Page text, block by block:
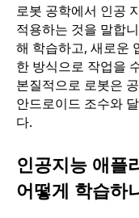
로봇 공학에서 인공
적용하는 것을 말합
해 학습하고, 새로운
한 방식으로 작업을
본질적으로 로봇은
안드로이드 조수와
다.
인공지능 애플
어떻게 학습하